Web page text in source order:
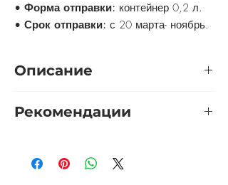
• Форма отправки: контейнер 0,2 л.
• Срок отправки: с 20 марта- ноябрь.
Описание
карликовый сорт, вечнозеленое
Пёстролистный сорт является
Рекомендации
утолщению кустика, восстанавливает
его декоративные качества, а также